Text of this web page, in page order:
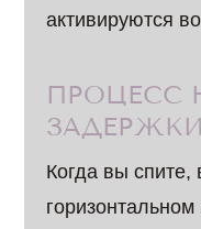
активируются
ПРОЦЕСС
Когда вы спите,